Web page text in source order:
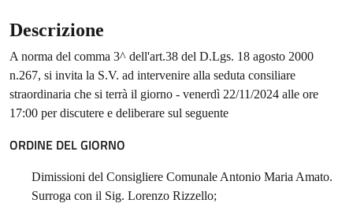
Descrizione
A norma del comma 3^ dell'art.38 del D.Lgs. 18 agosto 2000
n.267, si invita la S.V. ad intervenire alla seduta consiliare
straordinaria che si terrà il giorno - venerdì 22/11/2024 alle ore
17:00 per discutere e deliberare sul seguente
ORDINE DEL GIORNO
Dimissioni del Consigliere Comunale Antonio Maria Amato.
Surroga con il Sig. Lorenzo Rizzello;